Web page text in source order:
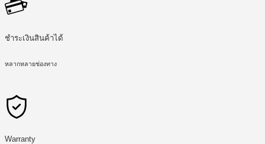
ชำระเงินสินค้าได้
หลากหลายช่องทาง
Warranty